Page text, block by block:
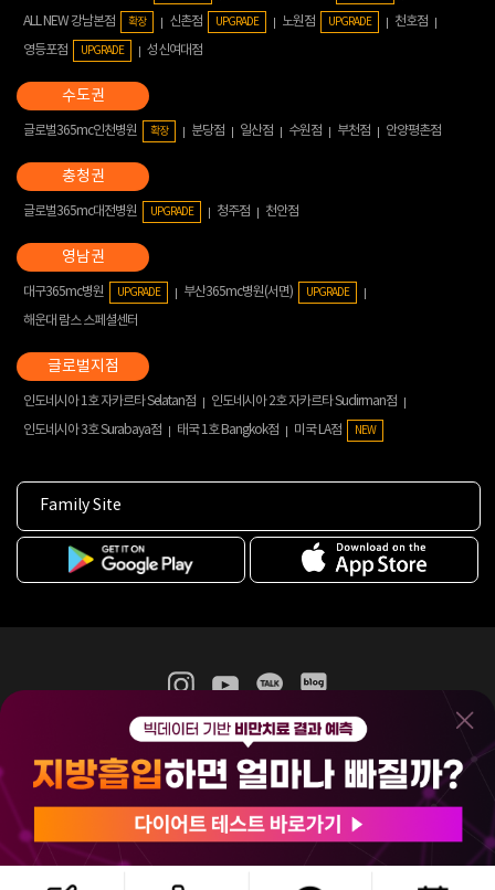
ALL NEW 강남본점 확장 신촌점 UPGRADE 노원점 UPGRADE
천호점
영등포점
UPGRADE 성신여대점
글로벌365mc인천병원 확장 분당점 일산점 수원점 부천점 안양평촌점
글로벌365mc대전병원 UPGRADE 청주점 천안점
대구365mc병원 UPGRADE 부산365mc병원(서면) UPGRADE
해운대 람스 스페셜센터
인도네시아 1호 자카르타 Selatan점
인도네시아 2호 자카르타 Sudirman점
인도네시아 3호 Surabaya점
태국 1호 Bangkok점 미국 LA점 NEW
Family Site
365mc 병·의원 이용약관
홈페이지 이용약관
비급여진료수가
(주)365mcㅣ서울특별시 서초구 서초대로52길 7, 3~4층(서초동, 제일빌딩)
120-87-04354ㅣ김남철
COPYRIGHT(C) 2025 365mc. ALL RIGHTS RESERVED.